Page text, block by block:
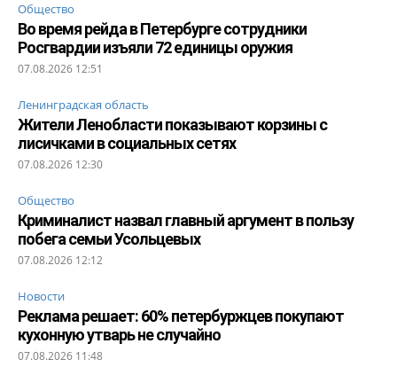
Общество
Во время рейда в Петербурге сотрудники
Росгвардии изъяли 72 единицы оружия
07.08.2026 12:51
Ленинградская область
Жители Ленобласти показывают корзины с
лисичками в социальных сетях
07.08.2026 12:30
Общество
Криминалист назвал главный аргумент в пользу
побега семьи Усольцевых
07.08.2026 12:12
Новости
Реклама решает: 60% петербуржцев покупают
кухонную утварь не случайно
07.08.2026 11:48